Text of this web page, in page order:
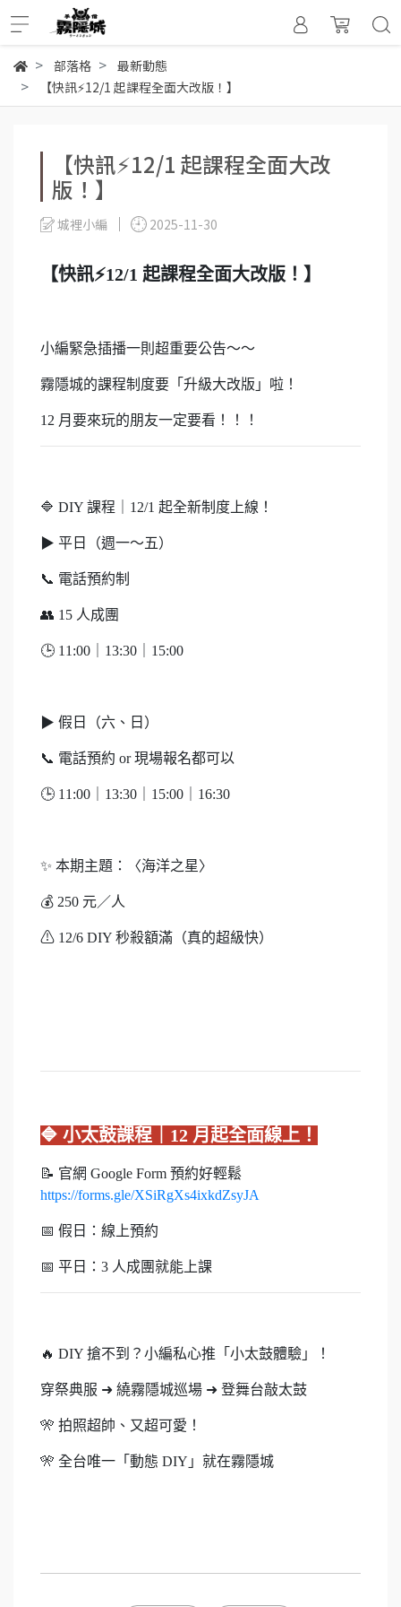
部落格
最新動態
【快訊⚡️12/1 起課程全面大改版！】
【快訊⚡️12/1 起課程全面大改
版！】
城裡小編 2025-11-30
【快訊⚡️12/1 起課程全面大改版！】
小編緊急插播一則超重要公告～～
霧隱城的課程制度要「升級大改版」啦！
12 月要來玩的朋友一定要看！！！
🔷 DIY 課程｜12/1 起全新制度上線！
▶ 平日（週一～五）
📞 電話預約制
👥 15 人成團
🕒 11:00｜13:30｜15:00
▶ 假日（六、日）
📞 電話預約 or 現場報名都可以
🕒 11:00｜13:30｜15:00｜16:30
✨ 本期主題：〈海洋之星〉
💰 250 元／人
⚠ 12/6 DIY 秒殺額滿（真的超級快）
🔷 小太鼓課程｜12 月起全面線上！
📝 官網 Google Form 預約好輕鬆
https://forms.gle/XSiRgXs4ixkdZsyJA
📅 假日：線上預約
📅 平日：3 人成團就能上課
🔥 DIY 搶不到？小編私心推「小太鼓體驗」！
穿祭典服 ➜ 繞霧隱城巡場 ➜ 登舞台敲太鼓
🎌 拍照超帥、又超可愛！
🎌 全台唯一「動態 DIY」就在霧隱城